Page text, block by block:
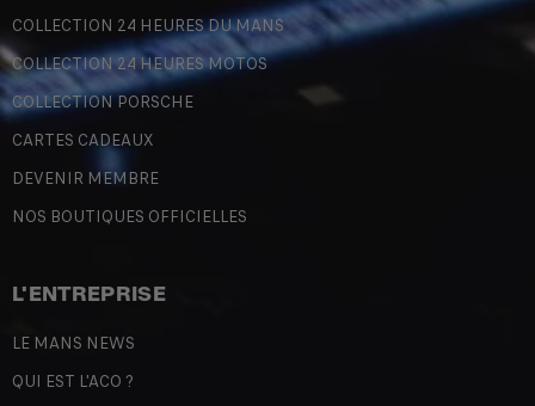
COLLECTION 24 HEURES DU MANS
COLLECTION 24 HEURES MOTOS
COLLECTION PORSCHE
CARTES CADEAUX
DEVENIR MEMBRE
NOS BOUTIQUES OFFICIELLES
L'ENTREPRISE
LE MANS NEWS
QUI EST L'ACO ?